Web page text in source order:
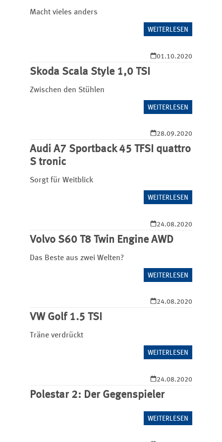
Macht vieles anders
WEITERLESEN
01.10.2020
Skoda Scala Style 1,0 TSI
Zwischen den Stühlen
WEITERLESEN
28.09.2020
Audi A7 Sportback 45 TFSI quattro
S tronic
Sorgt für Weitblick
WEITERLESEN
24.08.2020
Volvo S60 T8 Twin Engine AWD
Das Beste aus zwei Welten?
WEITERLESEN
24.08.2020
VW Golf 1.5 TSI
Träne verdrückt
WEITERLESEN
24.08.2020
Polestar 2: Der Gegenspieler
WEITERLESEN